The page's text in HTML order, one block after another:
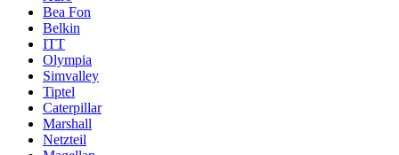
Bea Fon
Belkin
ITT
Olympia
Simvalley
Tiptel
Caterpillar
Marshall
Netzteil